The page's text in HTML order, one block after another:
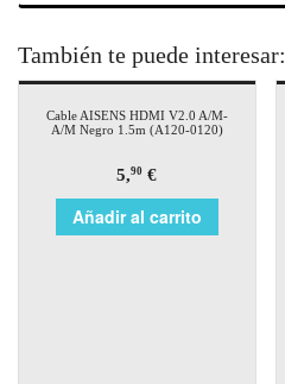
También te puede interesar:
Cable AISENS HDMI V2.0 A/M-
A/M Negro 1.5m (A120-0120)
5,90 €
Añadir al carrito